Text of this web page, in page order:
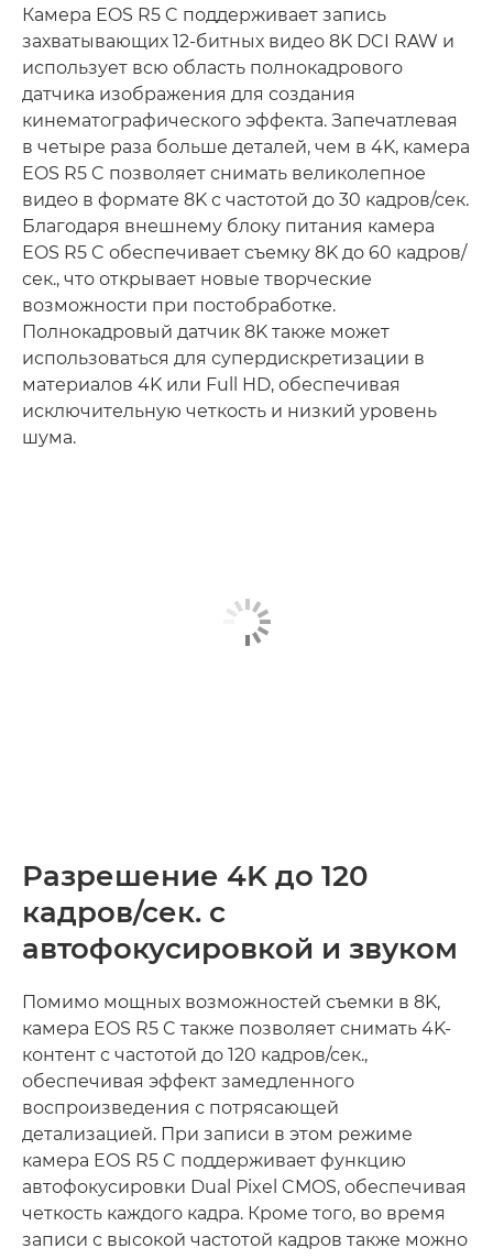
Камера EOS R5 C поддерживает запись
захватывающих 12-битных видео 8K DCI RAW и
использует всю область полнокадрового
датчика изображения для создания
кинематографического эффекта. Запечатлевая
в четыре раза больше деталей, чем в 4K, камера
EOS R5 C позволяет снимать великолепное
видео в формате 8K с частотой до 30 кадров/сек.
Благодаря внешнему блоку питания камера
EOS R5 C обеспечивает съемку 8K до 60 кадров/
сек., что открывает новые творческие
возможности при постобработке.
Полнокадровый датчик 8K также может
использоваться для супердискретизации в
материалов 4K или Full HD, обеспечивая
исключительную четкость и низкий уровень
шума.
Разрешение 4K до 120
кадров/сек. с
автофокусировкой и звуком
Помимо мощных возможностей съемки в 8K,
камера EOS R5 C также позволяет снимать 4K-
контент с частотой до 120 кадров/сек.,
обеспечивая эффект замедленного
воспроизведения с потрясающей
детализацией. При записи в этом режиме
камера EOS R5 C поддерживает функцию
автофокусировки Dual Pixel CMOS, обеспечивая
четкость каждого кадра. Кроме того, во время
записи с высокой частотой кадров также можно